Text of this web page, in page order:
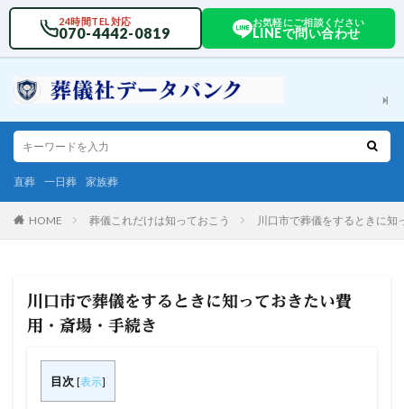
24時間TEL対応
070-4442-0819
お気軽にご相談ください
LINEで問い合わせ
直葬 一日葬 家族葬
HOME 葬儀これだけは知っておこう 川口市で葬儀をするときに知
川口市で葬儀をするときに知っておきたい費
用・斎場・手続き
目次 [表示]